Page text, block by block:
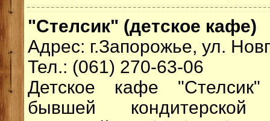
"Стелсик" (детское кафе)
Адрес: г.Запорожье, ул.
Тел.: (061) 270-63-06
Детское кафе
бывшей